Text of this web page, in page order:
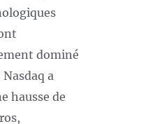
dominé
a
hausse de